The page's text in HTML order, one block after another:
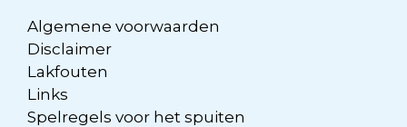
Algemene voorwaarden
Disclaimer
Lakfouten
Links
Spelregels voor het spuiten